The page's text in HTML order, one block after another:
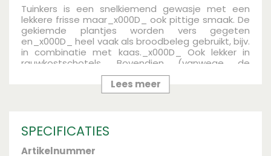
Tuinkers is een snelkiemend gewasje met een
lekkere frisse maar_x000D_ ook pittige smaak. De
gekiemde plantjes worden vers gegeten
en_x000D_ heel vaak als broodbeleg gebruikt, bijv.
in combinatie met kaas._x000D_ Ook lekker in
rauwkostschotels. Bovendien (vanwege de
snelle_x000D_ groei) leuk voor kinderen om zelf te
kweken. Zaai iedere twee_x000D_ weken voor een
verse oogst en serveer het ook eens in een
u_x000D_ eerder oogsten dan kan dat
binnenshuis in een zaaibakje vanaf_x000D_
februari. Op een warm plekje, bijv. de vensterbank.
Lees meer
SPECIFICATIES
Artikelnummer